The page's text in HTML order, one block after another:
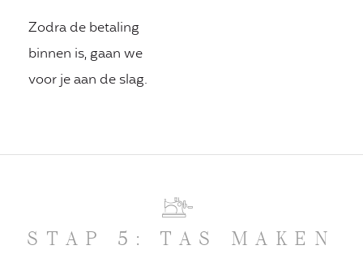
Zodra de betaling
binnen is, gaan we
voor je aan de slag.
STAP 5: TAS MAKEN